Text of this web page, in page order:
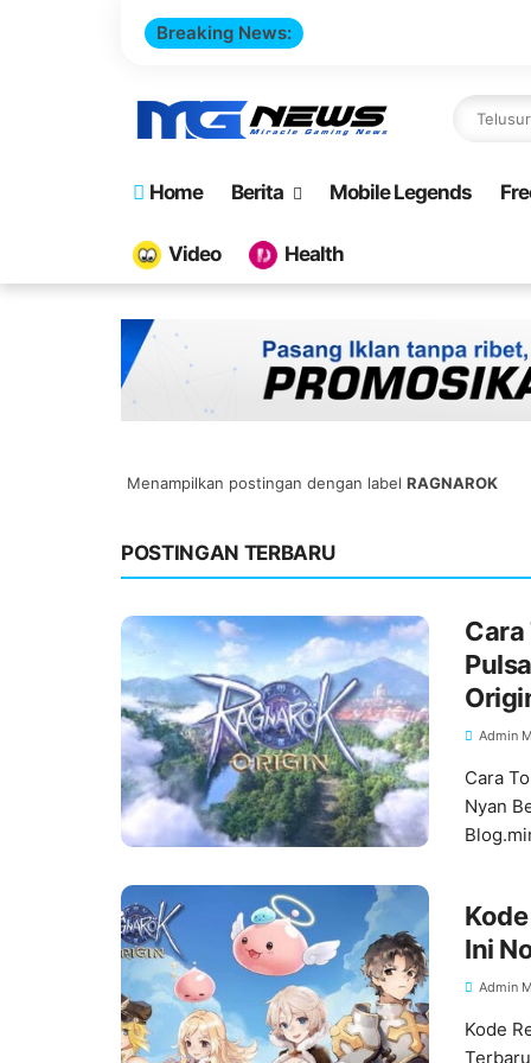
Breaking News:
Home Berita Mobile Legends
Video Health
Menampilkan postingan dengan label RAGNAROK
POSTINGAN TERBARU
Cara
Admin
Cara
Nyan
Ini
Admin
Kode